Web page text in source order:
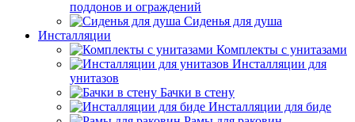
поддонов и ограждений
Сиденья для душа
Инсталляции
Комплекты с унитазами
Инсталляции для
унитазов
Бачки в стену
Инсталляции для биде